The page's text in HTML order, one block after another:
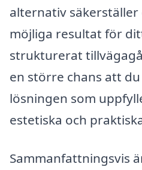
alternativ
möjliga resultat för
strukturerat
en större chans att
lösningen som
estetiska och
Sammanfattningsvis